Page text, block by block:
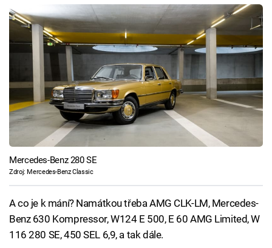
Mercedes-Benz 280 SE
Zdroj: Mercedes-Benz Classic
A co je k mání? Namátkou třeba AMG CLK-LM, Mercedes-
Benz 630 Kompressor, W124 E 500, E 60 AMG Limited, W
116 280 SE, 450 SEL 6,9, a tak dále.